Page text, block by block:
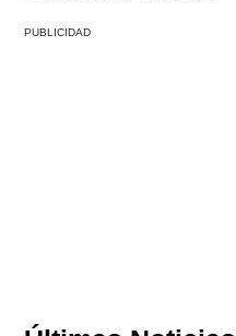
PUBLICIDAD